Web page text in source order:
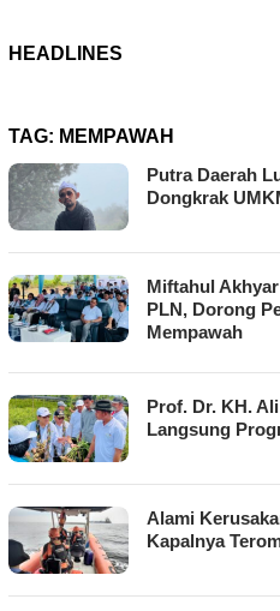
HEADLINES
TAG: MEMPAWAH
Putra Daerah
Dongkrak
Miftahul
PLN, Dorong
Mempawah
Prof. Dr. KH.
Langsung
Alami
Kapalnya